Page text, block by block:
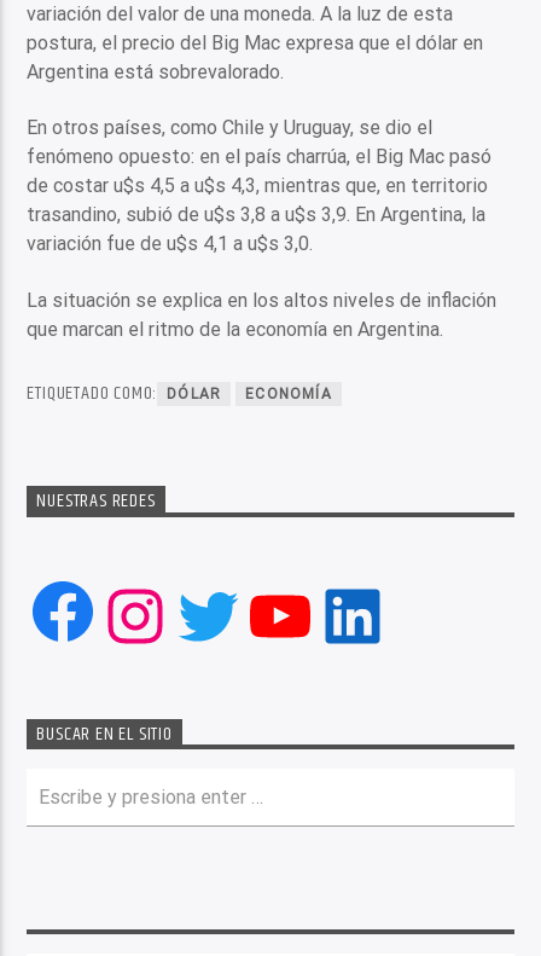
variación del valor de una moneda. A la luz de esta
postura, el precio del Big Mac expresa que el dólar en
Argentina está sobrevalorado.
En otros países, como Chile y Uruguay, se dio el
fenómeno opuesto: en el país charrúa, el Big Mac pasó
de costar u$s 4,5 a u$s 4,3, mientras que, en territorio
trasandino, subió de u$s 3,8 a u$s 3,9. En Argentina, la
variación fue de u$s 4,1 a u$s 3,0.
La situación se explica en los altos niveles de inflación
que marcan el ritmo de la economía en Argentina.
ETIQUETADO COMO: DÓLAR ECONOMÍA
NUESTRAS REDES
Facebook
Instagram
Twitter
YouTube
LinkedIn
BUSCAR EN EL SITIO